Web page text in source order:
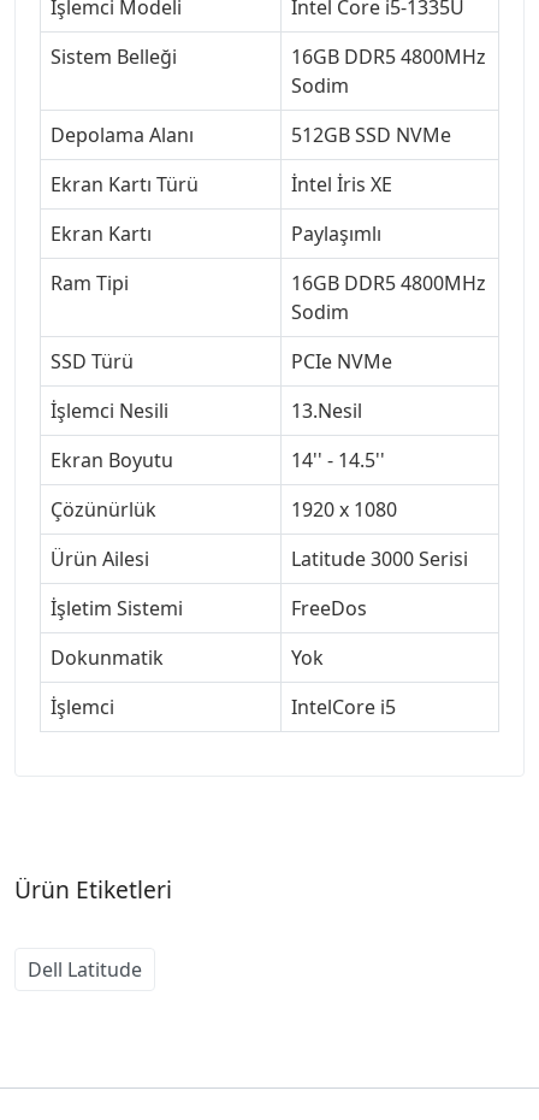
İşlemci Modeli
Intel Core i5-1335U
Sistem Belleği
16GB DDR5 4800MHz
Sodim
Depolama Alanı
512GB SSD NVMe
Ekran Kartı Türü
İntel İris XE
Ekran Kartı
Paylaşımlı
Ram Tipi
16GB DDR5 4800MHz
Sodim
SSD Türü
PCIe NVMe
İşlemci Nesili
13.Nesil
Ekran Boyutu
14'' - 14.5''
Çözünürlük
1920 x 1080
Ürün Ailesi
Latitude 3000 Serisi
İşletim Sistemi
FreeDos
Dokunmatik
Yok
İşlemci
IntelCore i5
Ürün Etiketleri
Dell Latitude